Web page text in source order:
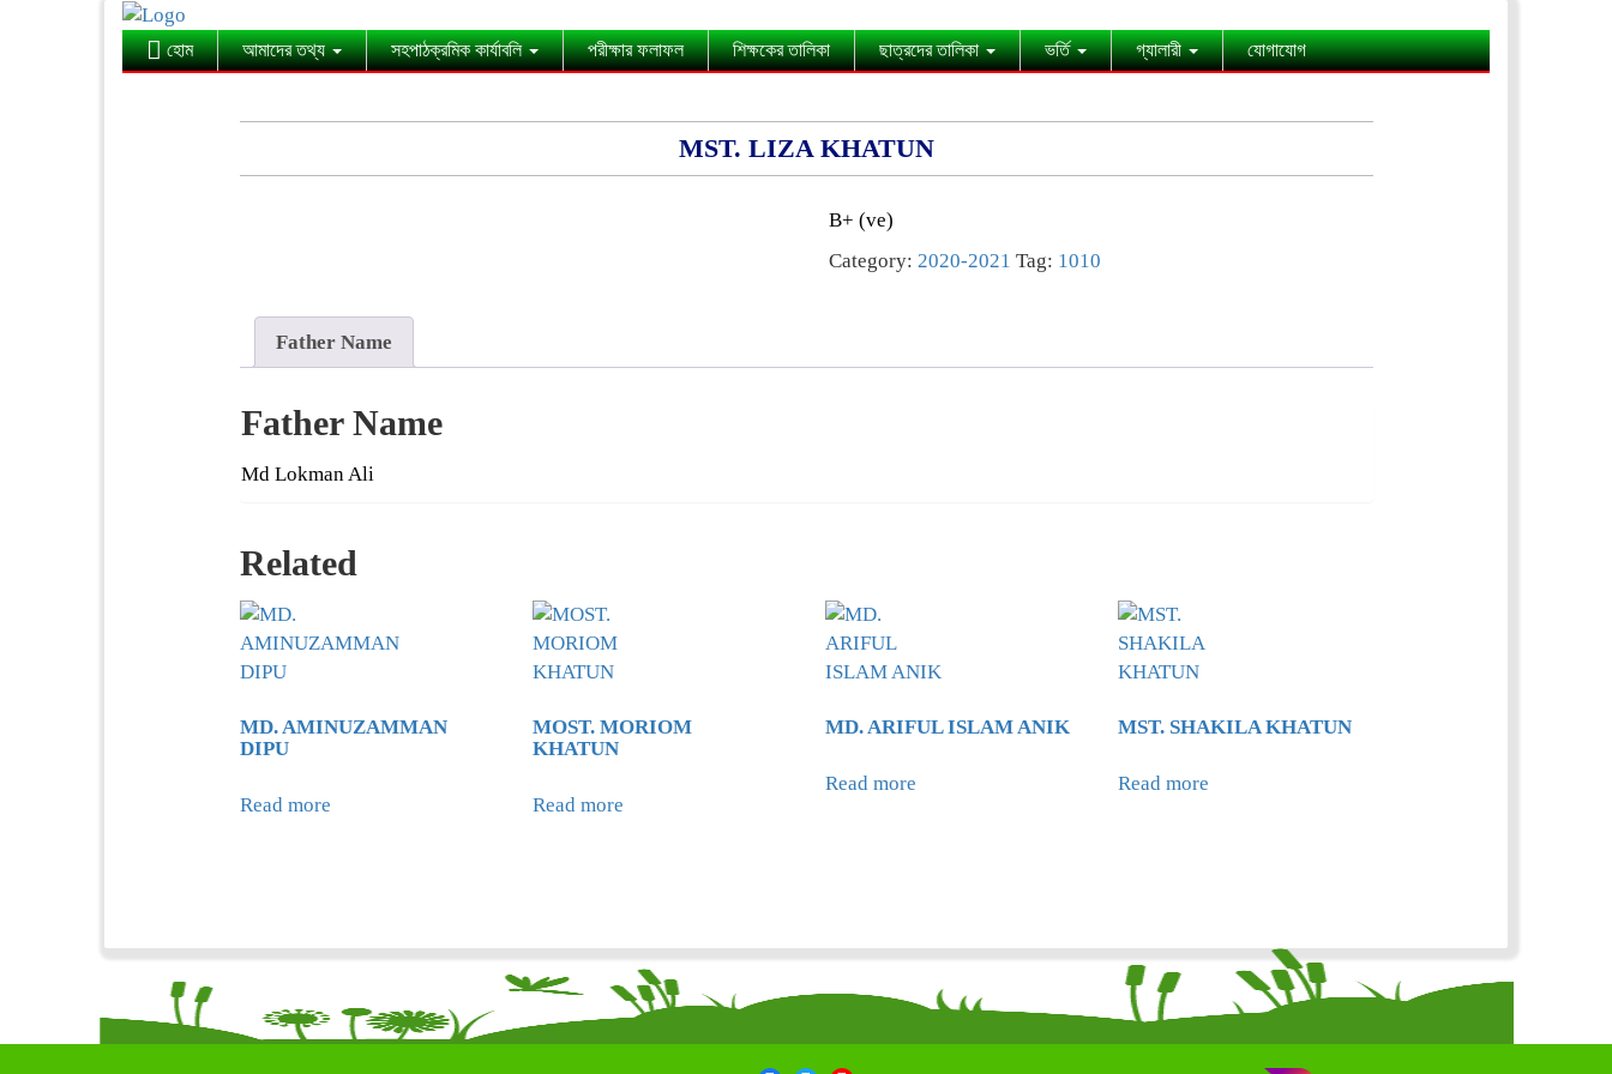
হোম আমাদের তথ্য সহপাঠক্রমিক কার্যাবলি পরীক্ষার ফলাফল শিক্ষকের তালিকা ছাত্রদের তালিকা ভর্তি গ্যালারী যোগাযোগ
MST. LIZA KHATUN
B+ (ve)
Category: 2020-2021 Tag: 1010
Father Name
Father Name
Md Lokman Ali
Related
MD. AMINUZAMMAN
DIPU
Read more
MOST. MORIOM
KHATUN
Read more
MD. ARIFUL ISLAM ANIK
Read more
MST. SHAKILA KHATUN
Read more